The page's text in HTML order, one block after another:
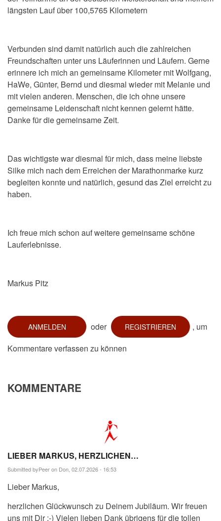
längsten Lauf über 100,5765 Kilometern
Verbunden sind damit natürlich auch die zahlreichen
Freundschaften unter uns Läuferinnen und Läufern. Gerne
erinnere ich mich an gemeinsame Kilometer mit Wolfgang,
HaWe, Günter, Bernd und diesmal wieder mit Melanie und
mit vielen anderen. Menschen, die ich ohne unsere
gemeinsame Leidenschaft nicht kennen gelernt hätte.
Danke für die gemeinsame Zeit.
Das wichtigste war diesmal für mich, dass meine liebste
Silke mich nach dem Erreichen der Marathonmarke kurz
begleiten konnte und natürlich, gesund das Ziel erreicht zu
haben.
Ich freue mich schon auf weitere gemeinsame schöne
Lauferlebnisse.
Markus Pitz
ANMELDEN oder REGISTRIEREN
, um
Kommentare verfassen zu können
KOMMENTARE
LIEBER MARKUS, HERZLICHEN…
Submitted byPeeron Don, 02.07.2026 - 16:53
Lieber Markus,
herzlichen Glückwunsch zu Deinem Jubiläum. Wir freuen
uns mit Dir :-) Vielen lieben Dank übrigens für die tollen